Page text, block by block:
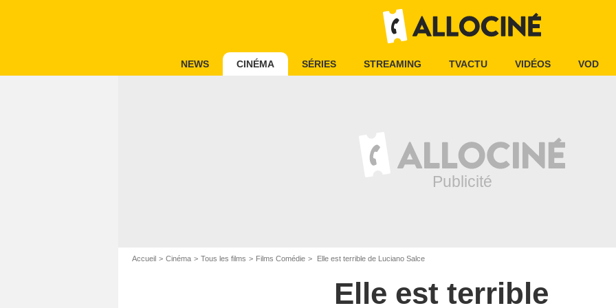
NEWS CINÉMA SÉRIES STREAMING TVACTU VIDÉOS VOD
Accueil Cinéma Tous les films Films Comédie Elle est terrible de Luciano Salce
Elle est terrible